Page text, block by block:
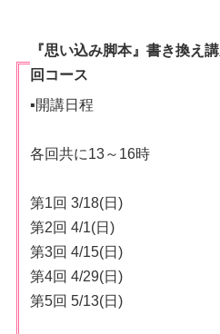
『思い込み脚本』書き換え
回コース
▪︎開講日程
各回共に13～16時
第1回 3/18(日)
第2回 4/1(日)
第3回 4/15(日)
第4回 4/29(日)
第5回 5/13(日)